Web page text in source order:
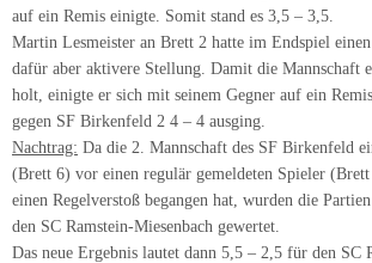
auf ein Remis einigte. Somit stand es 3,5 – 3,5.
Martin Lesmeister an Brett 2 hatte im Endspiel einen
dafür aber aktivere Stellung. Damit die Mannschaft
holt, einigte er sich mit seinem Gegner auf ein
gegen SF Birkenfeld 2 4 – 4 ausging.
Nachtrag: Da die 2. Mannschaft des SF Birkenfeld
(Brett 6) vor einen regulär gemeldeten Spieler
einen Regelverstoß begangen hat, wurden die
den SC Ramstein-Miesenbach gewertet.
Das neue Ergebnis lautet dann 5,5 – 2,5 für den SC